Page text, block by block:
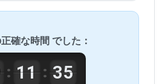
確な時間 でした：
: 11: 35